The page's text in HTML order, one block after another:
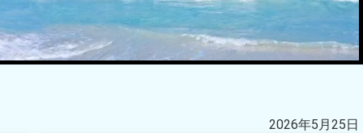
2026年5月25日